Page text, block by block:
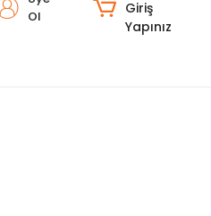
Ol
Giriş
Yapınız